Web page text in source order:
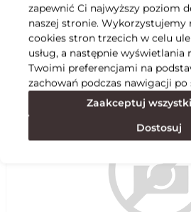
Specyfikacja
Polecane
zapewnić Ci najwyższy poziom
naszej stronie. Wykorzystujemy
cookies stron trzecich w celu
usług, a następnie wyświetlania
Twoimi preferencjami na
zachowań podczas nawigacji po
Zaakceptuj
Dostosuj